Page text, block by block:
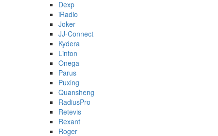
Dexp
iRadio
Joker
JJ-Connect
Kydera
Linton
Onega
Parus
Puxing
Quansheng
RadiusPro
Retevis
Rexant
Roger